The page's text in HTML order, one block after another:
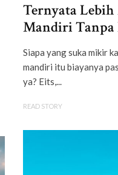
Ternyata
Mandiri
Siapa yang suka mikir
mandiri itu biayanya
ya? Eits,...
READ STORY